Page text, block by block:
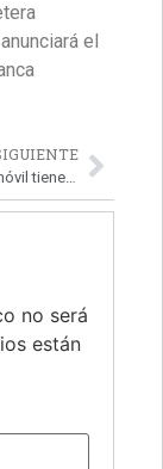
el
La seguridad móvil tiene nombre: Kaspersky
no será
están